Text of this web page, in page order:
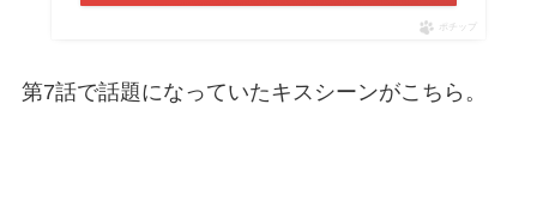
ポチップ
第7話で話題になっていたキスシーンがこちら。